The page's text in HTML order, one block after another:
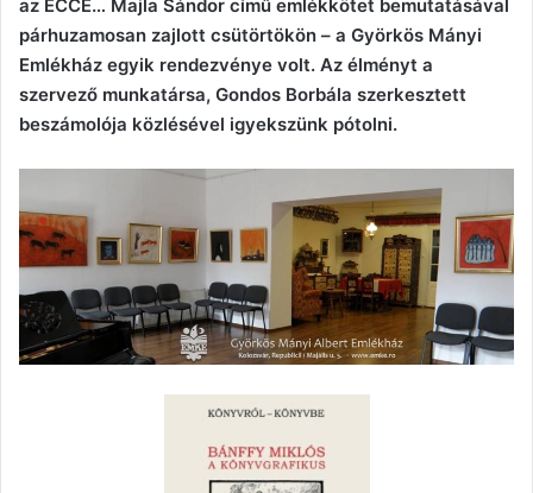
az ECCE… Majla Sándor című emlékkötet bemutatásával
párhuzamosan zajlott csütörtökön – a Györkös Mányi
Emlékház egyik rendezvénye volt. Az élményt a
szervező munkatársa, Gondos Borbála szerkesztett
beszámolója közlésével igyekszünk pótolni.